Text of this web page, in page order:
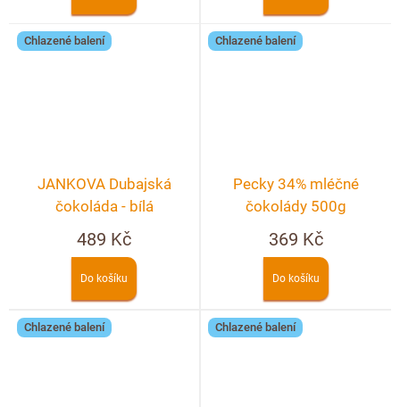
Chlazené balení
JANKOVA Dubajská
čokoláda - bílá
489 Kč
Do košíku
Chlazené balení
Pecky 34% mléčné
čokolády 500g
369 Kč
Do košíku
Chlazené balení Chlazené balení